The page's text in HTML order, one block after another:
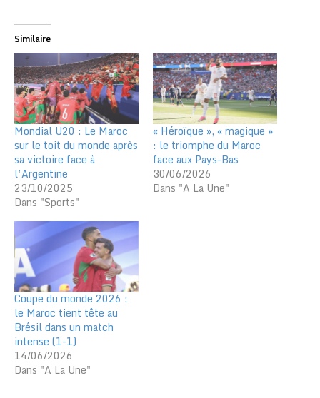
Similaire
Mondial U20 : Le Maroc
sur le toit du monde après
sa victoire face à
l’Argentine
23/10/2025
Dans "Sports"
« Héroïque », « magique »
: le triomphe du Maroc
face aux Pays-Bas
30/06/2026
Dans "A La Une"
Coupe du monde 2026 :
le Maroc tient tête au
Brésil dans un match
intense (1-1)
14/06/2026
Dans "A La Une"